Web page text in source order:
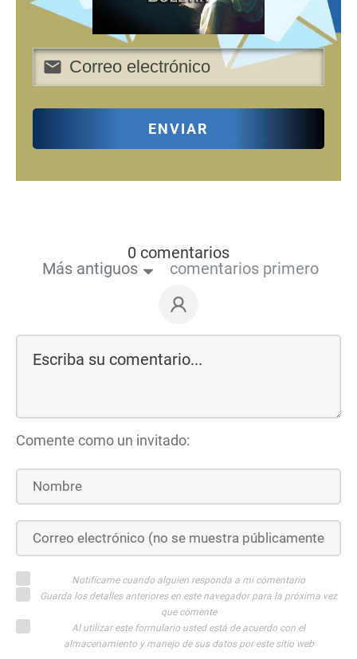
ENVIAR
0 comentarios
Más antiguos
comentarios primero
Comente como un invitado:
Notifícame cuando alguien responda a mi comentario
Guarda los detalles anteriores en este navegador para la próxima vez
que comente
Al utilizar este formulario usted está de acuerdo con el
almacenamiento y manejo de sus datos por este sitio web